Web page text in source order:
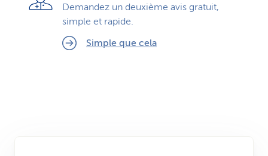
Demandez un deuxième avis gratuit,
simple et rapide.
Simple que cela